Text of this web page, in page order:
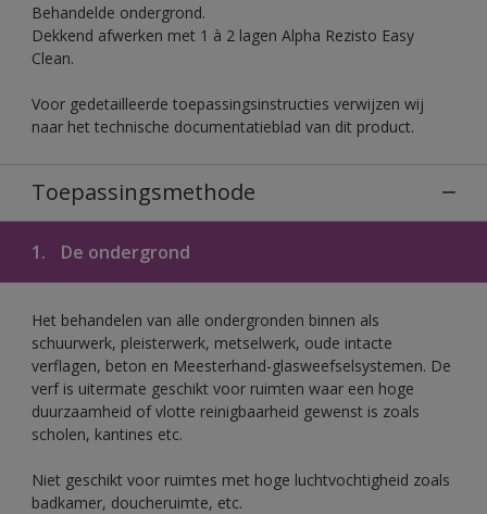
Behandelde ondergrond.
Dekkend afwerken met 1 à 2 lagen Alpha Rezisto Easy
Clean.
Voor gedetailleerde toepassingsinstructies verwijzen wij
naar het technische documentatieblad van dit product.
Toepassingsmethode
1. De ondergrond
Het behandelen van alle ondergronden binnen als
schuurwerk, pleisterwerk, metselwerk, oude intacte
verflagen, beton en Meesterhand-glasweefselsystemen. De
verf is uitermate geschikt voor ruimten waar een hoge
duurzaamheid of vlotte reinigbaarheid gewenst is zoals
scholen, kantines etc.
Niet geschikt voor ruimtes met hoge luchtvochtigheid zoals
badkamer, doucheruimte, etc.